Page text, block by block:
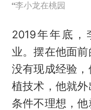
李小龙在桃园
2019年年底
业。摆在他面前
没有现成经验
植技术，他就
条件不理想，